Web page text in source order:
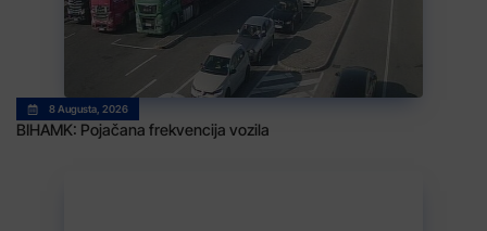
8 Augusta, 2026
BIHAMK: Pojačana frekvencija vozila